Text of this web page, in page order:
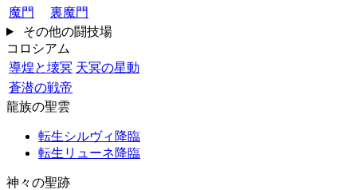
魔門
裏魔門
その他の闘技場
コロシアム
導煌と壊冥 天冥の星動
蒼潜の戦帝
龍族の聖雲
転生シルヴィ降臨
転生リューネ降臨
神々の聖跡